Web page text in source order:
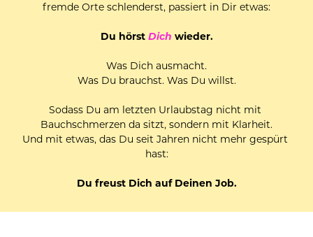
fremde Orte schlenderst, passiert in Dir etwas:
Du hörst Dich wieder.
Was Dich ausmacht.
Was Du brauchst. Was Du willst.
Sodass Du am letzten Urlaubstag nicht mit
Bauchschmerzen da sitzt, sondern mit Klarheit.
Und mit etwas, das Du seit Jahren nicht mehr gespürt
hast:
Du freust Dich auf Deinen Job.